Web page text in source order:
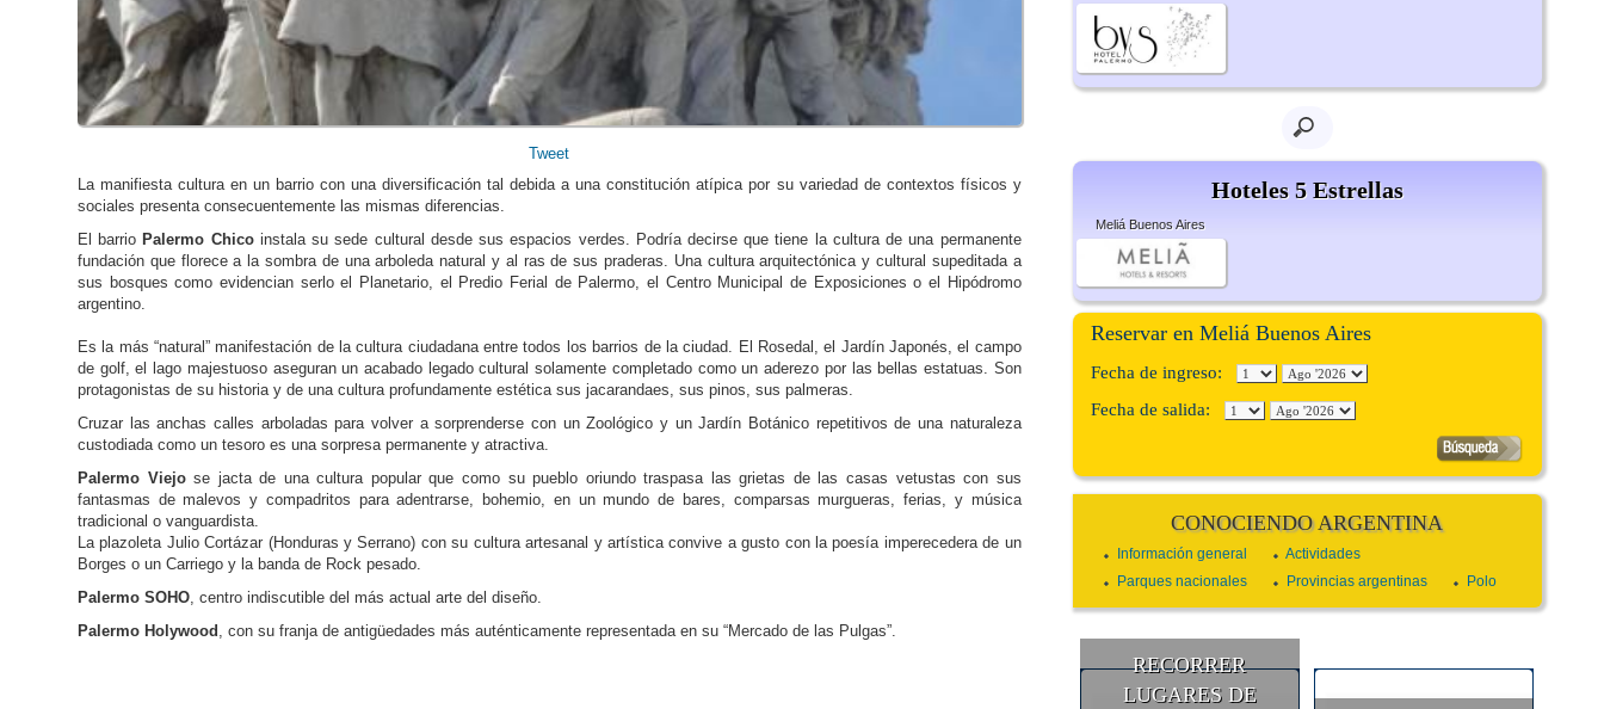
Tweet
La manifiesta cultura en un barrio con una diversificación tal debida a una constitución atípica por su variedad de contextos físicos y
sociales presenta consecuentemente las mismas diferencias.
El barrio Palermo Chico instala su sede cultural desde sus espacios verdes. Podría decirse que tiene la cultura de una permanente
fundación que florece a la sombra de una arboleda natural y al ras de sus praderas. Una cultura arquitectónica y cultural supeditada a
sus bosques como evidencian serlo el Planetario, el Predio Ferial de Palermo, el Centro Municipal de Exposiciones o el Hipódromo
argentino.
Es la más “natural” manifestación de la cultura ciudadana entre todos los barrios de la ciudad. El Rosedal, el Jardín Japonés, el campo
de golf, el lago majestuoso aseguran un acabado legado cultural solamente completado como un aderezo por las bellas estatuas. Son
protagonistas de su historia y de una cultura profundamente estética sus jacarandaes, sus pinos, sus palmeras.
Cruzar las anchas calles arboladas para volver a sorprenderse con un Zoológico y un Jardín Botánico repetitivos de una naturaleza
custodiada como un tesoro es una sorpresa permanente y atractiva.
Palermo Viejose jacta de una cultura popular que como su pueblo oriundo traspasa las grietas de las casas vetustas con sus
fantasmas de malevos y compadritos para adentrarse, bohemio, en un mundo de bares, comparsas murgueras, ferias, y música
tradicional o vanguardista.
La plazoleta Julio Cortázar (Honduras y Serrano) con su cultura artesanal y artística convive a gusto con la poesía imperecedera de un
Borges o un Carriego y la banda de Rock pesado.
Palermo SOHO, centro indiscutible del más actual arte del diseño.
Palermo Holywood , con su franja de antigüedades más auténticamente representada en su “Mercado de las Pulgas”.
Hoteles 5 Estrellas
Meliá Buenos Aires
Reservar en Meliá Buenos Aires
Fecha de ingreso:
Fecha de salida:
CONOCIENDO ARGENTINA
Información general
Actividades
Parques nacionales
Provincias argentinas Polo
RECORRER
LUGARES DE